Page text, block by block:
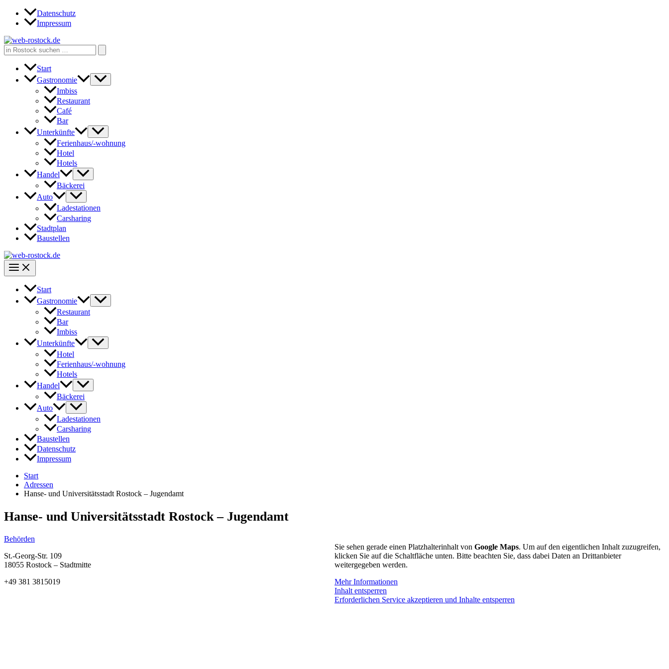
Zum
Inhalt
Datenschutz
Impressum
Search
for:
Start
Gastronomie
Imbiss
Restaurant
Café
Bar
Unterkünfte
Ferienhaus/-wohnung
Hotel
Hotels
Handel
Bäckerei
Auto
Ladestationen
Carsharing
Stadtplan
Baustellen
Start
Gastronomie
Restaurant
Bar
Imbiss
Unterkünfte
Hotel
Ferienhaus/-wohnung
Hotels
Handel
Bäckerei
Auto
Ladestationen
Carsharing
Baustellen
Datenschutz
Impressum
Start
Adressen
Hanse- und Universitätsstadt Rostock – Jugendamt
Hanse- und Universitätsstadt Rostock – Jugendamt
Behörden
St.-Georg-Str. 109
18055 Rostock – Stadtmitte
+49 381 3815019
Sie sehen gerade einen Platzhalterinhalt von Google Maps. Um auf den eigentlichen Inhalt zuzugreifen,
klicken Sie auf die Schaltfläche unten. Bitte beachten Sie, dass dabei Daten an Drittanbieter
weitergegeben werden.
Mehr Informationen
Inhalt entsperren
Erforderlichen Service akzeptieren und Inhalte entsperren